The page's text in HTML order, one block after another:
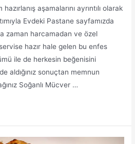
aşamalarını ayrıntılı olarak
Evdeki Pastane sayfamızda
zaman harcamadan ve özel
hazır hale gelen bu enfes
ile de herkesin beğenisini
aldığınız sonuçtan memnun
Soğanlı Mücver …